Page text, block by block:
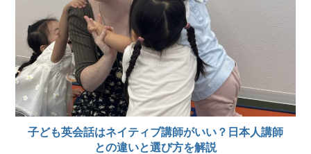
子ども英会話はネイティブ講師がいい？日本人講師
との違いと選び方を解説